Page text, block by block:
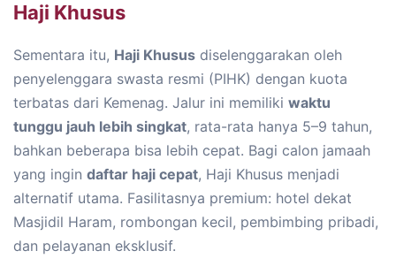
Haji Khusus
Sementara itu, Haji Khusus diselenggarakan oleh
penyelenggara swasta resmi (PIHK) dengan kuota
terbatas dari Kemenag. Jalur ini memiliki waktu
tunggu jauh lebih singkat, rata-rata hanya 5–9 tahun,
bahkan beberapa bisa lebih cepat. Bagi calon jamaah
yang ingin daftar haji cepat, Haji Khusus menjadi
alternatif utama. Fasilitasnya premium: hotel dekat
Masjidil Haram, rombongan kecil, pembimbing pribadi,
dan pelayanan eksklusif.